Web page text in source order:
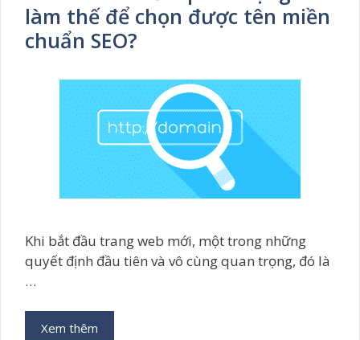
làm thế để chọn được tên miền
chuẩn SEO?
Khi bắt đầu trang web mới, một trong những
quyết định đầu tiên và vô cùng quan trọng, đó là
…
Xem thêm